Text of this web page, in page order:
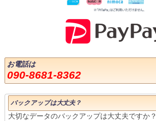
お電話は
090-8681-8362
バックアップは大丈夫？
大切なデータのバックアップは大丈夫ですか？